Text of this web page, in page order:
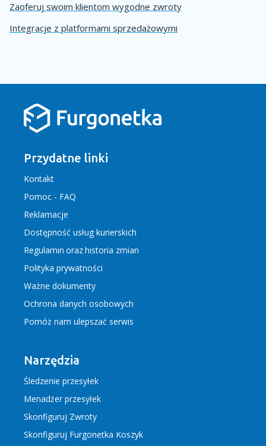
Zaoferuj swoim klientom wygodne zwroty
Integracje z platformami sprzedażowymi
Przydatne linki
Kontakt
Pomoc - FAQ
Reklamacje
Dostępność usług kurierskich
Regulamin orazhistoria zmian
Polityka prywatności
Ważne dokumenty
Ochrona danych osobowych
Pomóż nam ulepszać serwis
Narzędzia
Śledzenie przesyłek
Menadżer przesyłek
Skonfiguruj Zwroty
Skonfiguruj Furgonetka Koszyk